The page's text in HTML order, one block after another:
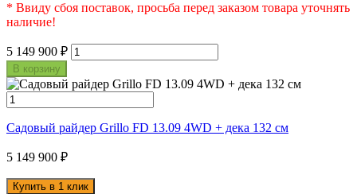
* Ввиду сбоя поставок, просьба перед заказом товара уточнять
наличие!
5 149 900 ₽
В корзину
Садовый райдер Grillo FD 13.09 4WD + дека 132 см
5 149 900 ₽